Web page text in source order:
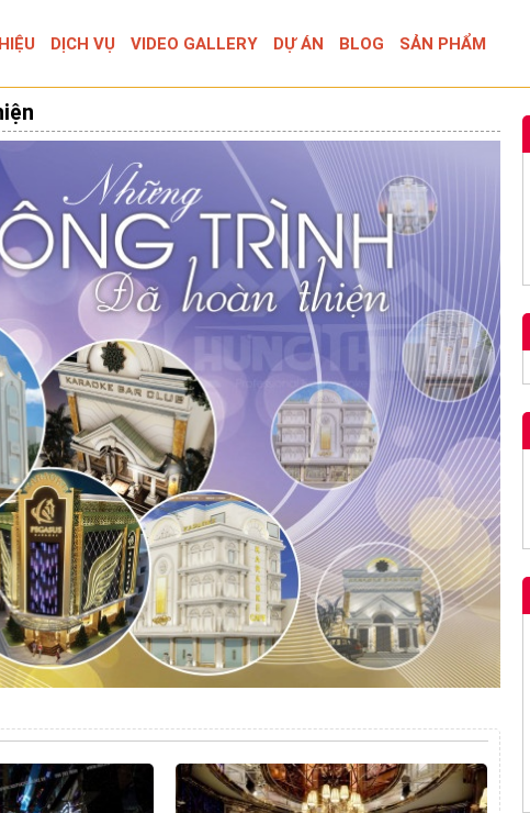
DỊCH VỤ VIDEO GALLERY DỰ ÁN BLOG SẢN PHẨM